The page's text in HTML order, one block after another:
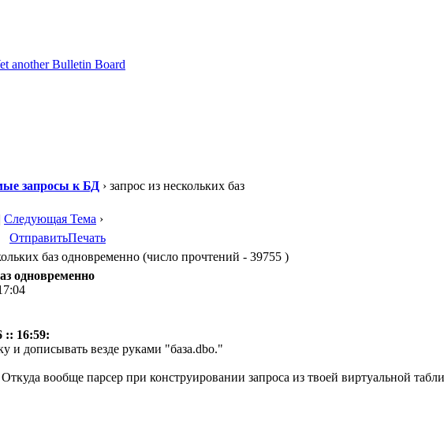
запросы к БД › запрос из нескольких баз
Следующая Тема ›
ОтправитьПечать
баз одновременно (число прочтений - 39755 )
одновременно
:: 16:59:
и дописывать везде руками "база.dbo."
вообще парсер при конструировании запроса из твоей виртуальной